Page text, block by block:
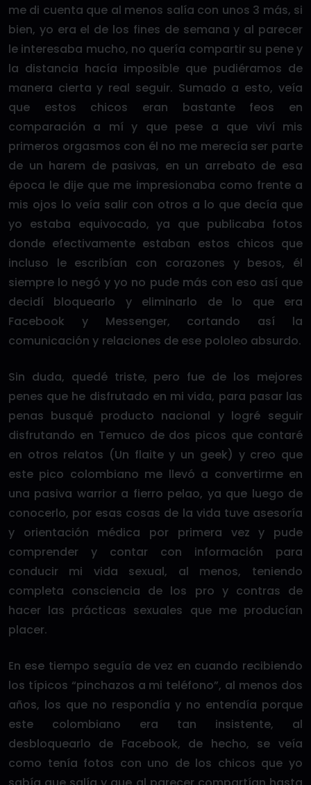
me di cuenta que al menos salía con unos 3 más, si
bien, yo era el de los fines de semana y al parecer
le interesaba mucho, no quería compartir su pene y
la distancia hacía imposible que pudiéramos de
manera cierta y real seguir. Sumado a esto, veía
que estos chicos eran bastante feos en
comparación a mí y que pese a que viví mis
primeros orgasmos con él no me merecía ser parte
de un harem de pasivas, en un arrebato de esa
época le dije que me impresionaba como frente a
mis ojos lo veía salir con otros a lo que decía que
yo estaba equivocado, ya que publicaba fotos
donde efectivamente estaban estos chicos que
incluso le escribían con corazones y besos, él
siempre lo negó y yo no pude más con eso así que
decidí bloquearlo y eliminarlo de lo que era
Facebook y Messenger, cortando así la
comunicación y relaciones de ese pololeo absurdo.
Sin duda, quedé triste, pero fue de los mejores
penes que he disfrutado en mi vida, para pasar las
penas busqué producto nacional y logré seguir
disfrutando en Temuco de dos picos que contaré
en otros relatos (Un flaite y un geek) y creo que
este pico colombiano me llevó a convertirme en
una pasiva warrior a fierro pelao, ya que luego de
conocerlo, por esas cosas de la vida tuve asesoría
y orientación médica por primera vez y pude
comprender y contar con información para
conducir mi vida sexual, al menos, teniendo
completa consciencia de los pro y contras de
hacer las prácticas sexuales que me producían
placer.
En ese tiempo seguía de vez en cuando recibiendo
los típicos “pinchazos a mi teléfono”, al menos dos
años, los que no respondía y no entendía porque
este colombiano era tan insistente, al
desbloquearlo de Facebook, de hecho, se veía
como tenía fotos con uno de los chicos que yo